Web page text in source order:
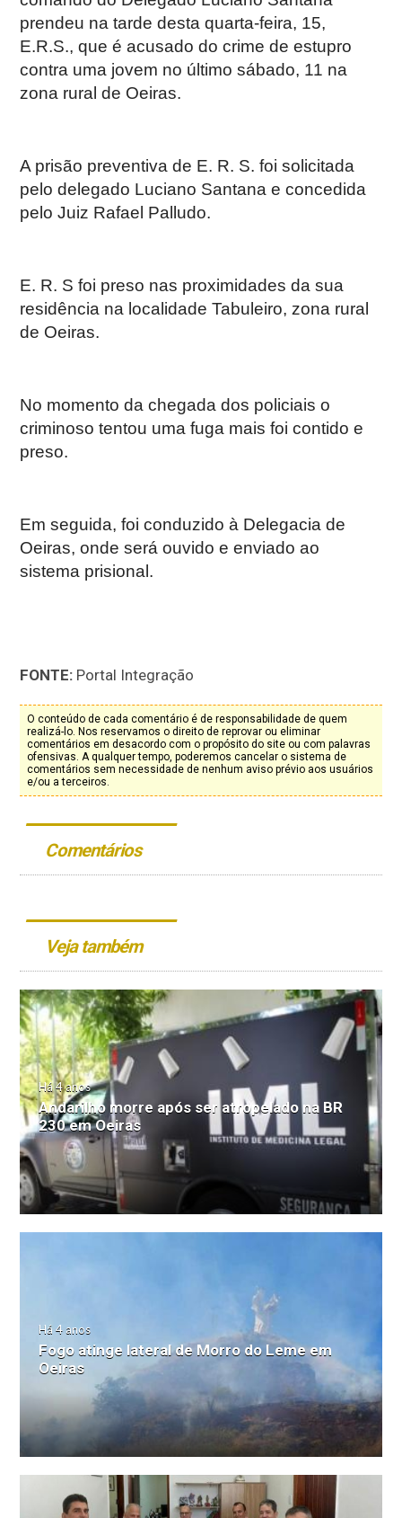
prendeu na tarde desta quarta-feira, 15,
E.R.S., que é acusado do crime de estupro
contra uma jovem no último sábado, 11 na
zona rural de Oeiras.
A prisão preventiva de E. R. S. foi solicitada
pelo delegado Luciano Santana e concedida
pelo Juiz Rafael Palludo.
E. R. S foi preso nas proximidades da sua
residência na localidade Tabuleiro, zona rural
de Oeiras.
No momento da chegada dos policiais o
criminoso tentou uma fuga mais foi contido e
preso.
Em seguida, foi conduzido à Delegacia de
Oeiras, onde será ouvido e enviado ao
sistema prisional.
FONTE: Portal Integração
O conteúdo de cada comentário é de responsabilidade de quem
realizá-lo. Nos reservamos o direito de reprovar ou eliminar
comentários em desacordo com o propósito do site ou com palavras
ofensivas. A qualquer tempo, poderemos cancelar o sistema de
comentários sem necessidade de nenhum aviso prévio aos usuários
e/ou a terceiros.
Comentários
Veja também
Há 4 anos
Andarilho morre após ser atropelado na BR
230 em Oeiras
Há 4 anos
Fogo atinge lateral de Morro do Leme em
Oeiras